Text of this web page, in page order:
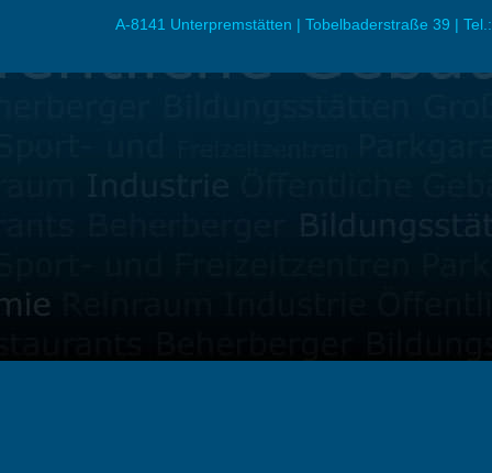
A-8141 Unterpremstätten | Tobelbaderstraße 39 |